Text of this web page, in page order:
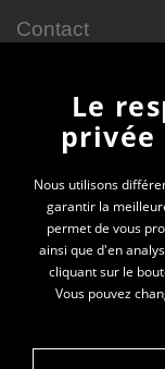
Contact
En vous
toutes les
Votre e-mail*
Le
Nous utilisons
garantir la
permet de vous
ainsi que d'en
cliquant sur le
Vous pouvez